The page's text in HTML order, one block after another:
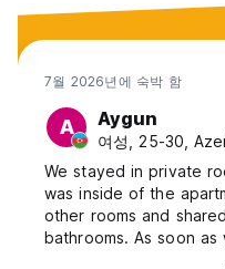
7월 2026년에 숙박 함
A Aygun
여성, 25-30,
We stayed in private
was inside of the
other rooms and shared
bathrooms. As soon as
entered to the room it